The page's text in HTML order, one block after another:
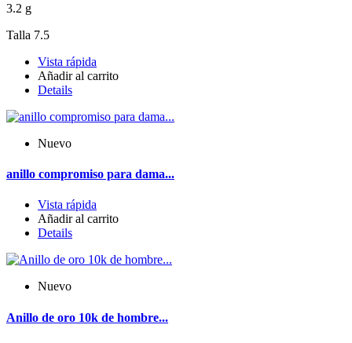
3.2 g
Talla 7.5
Vista rápida
Añadir al carrito
Details
Nuevo
anillo compromiso para dama...
Vista rápida
Añadir al carrito
Details
Nuevo
Anillo de oro 10k de hombre...